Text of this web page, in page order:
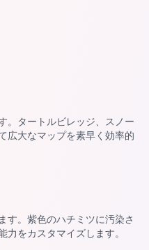
。タートルビレッジ、スノー
広大なマップを素早く効率的
す。紫色のハチミツに汚染さ
をカスタマイズします。